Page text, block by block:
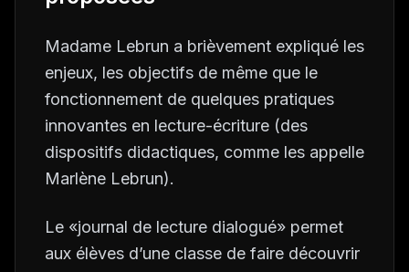
Madame Lebrun a brièvement expliqué les
enjeux, les objectifs de même que le
fonctionnement de quelques pratiques
innovantes en lecture-écriture (des
dispositifs didactiques, comme les appelle
Marlène Lebrun).
Le «journal de lecture dialogué» permet
aux élèves d’une classe de faire découvrir